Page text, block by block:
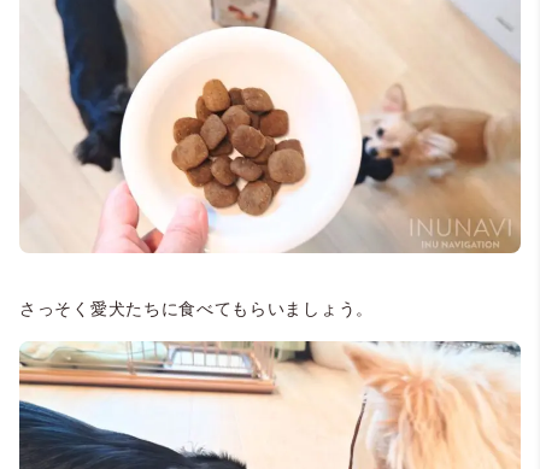
さっそく愛犬たちに食べてもらいましょう。